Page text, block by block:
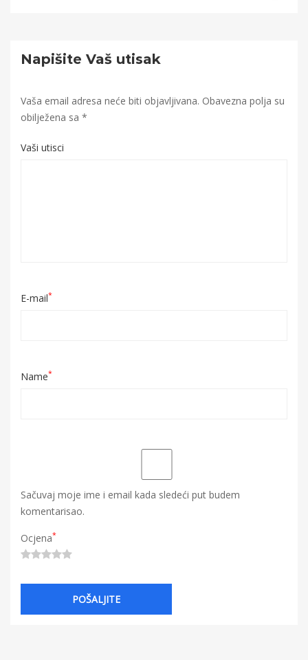
Napišite Vaš utisak
Vaša email adresa neće biti objavljivana. Obavezna polja su
obilježena sa *
Vaši utisci
E-mail*
Name*
Sačuvaj moje ime i email kada sledeći put budem
komentarisao.
Ocjena*